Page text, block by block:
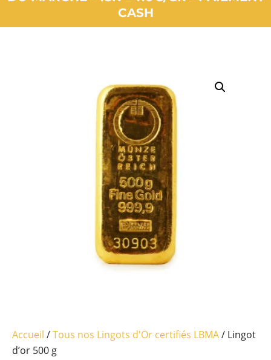
CASH
Accueil /Tous nos Lingots d'Or certifiés LBMA/ Lingot
d’or 500 g